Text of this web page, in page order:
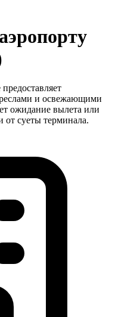
и освежающими
ожидание вылета или
от суеты терминала.